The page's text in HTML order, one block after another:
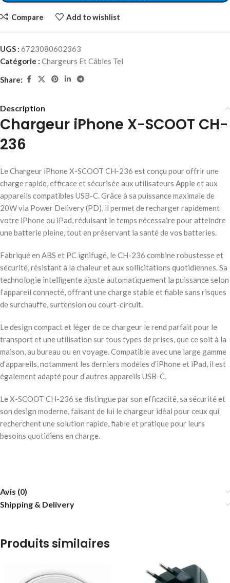
Compare Add to wishlist
UGS : 6723080602363
Catégorie : Chargeurs Et Câbles Tel
Share:
Description
Chargeur iPhone X-SCOOT CH-
236
Le Chargeur iPhone X-SCOOT CH-236 est conçu pour offrir une
charge rapide, efficace et sécurisée aux utilisateurs Apple et aux
appareils compatibles USB-C. Grâce à sa puissance maximale de
20W via Power Delivery (PD), il permet de recharger rapidement
votre iPhone ou iPad, réduisant le temps nécessaire pour atteindre
une batterie pleine, tout en préservant la santé de vos batteries.
Fabriqué en ABS et PC ignifugé, le CH-236 combine robustesse et
sécurité, résistant à la chaleur et aux sollicitations quotidiennes. Sa
technologie intelligente ajuste automatiquement la puissance selon
l’appareil connecté, offrant une charge stable et fiable sans risques
de surchauffe, surtension ou court-circuit.
Le design compact et léger de ce chargeur le rend parfait pour le
transport et une utilisation sur tous types de prises, que ce soit à la
maison, au bureau ou en voyage. Compatible avec une large gamme
d’appareils, notamment les derniers modèles d’iPhone et iPad, il est
également adapté pour d’autres appareils USB-C.
Le X-SCOOT CH-236 se distingue par son efficacité, sa sécurité et
son design moderne, faisant de lui le chargeur idéal pour ceux qui
recherchent une solution rapide, fiable et pratique pour leurs
besoins quotidiens en charge.
Avis (0)
Shipping & Delivery
Produits similaires